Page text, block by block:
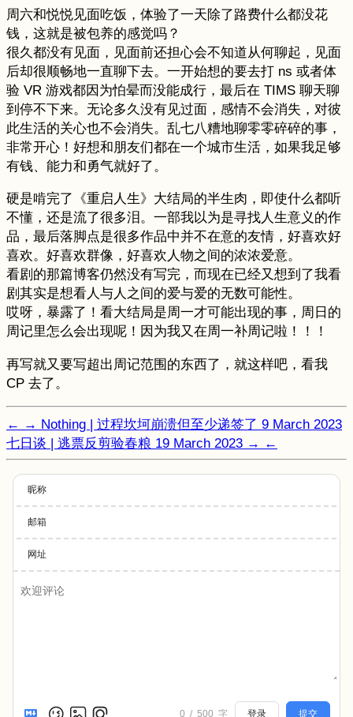
周六和悦悦见面吃饭，体验了一天除了路费什么都没花
钱，这就是被包养的感觉吗？
很久都没有见面，见面前还担心会不知道从何聊起，见面
后却很顺畅地一直聊下去。一开始想的要去打 ns 或者体
验 VR 游戏都因为怕晕而没能成行，最后在 TIMS 聊天聊
到停不下来。无论多久没有见过面，感情不会消失，对彼
此生活的关心也不会消失。乱七八糟地聊零零碎碎的事，
非常开心！好想和朋友们都在一个城市生活，如果我足够
有钱、能力和勇气就好了。
硬是啃完了《重启人生》大结局的半生肉，即使什么都听
不懂，还是流了很多泪。一部我以为是寻找人生意义的作
品，最后落脚点是很多作品中并不在意的友情，好喜欢好
喜欢。好喜欢群像，好喜欢人物之间的浓浓爱意。
看剧的那篇博客仍然没有写完，而现在已经又想到了我看
剧其实是想看人与人之间的爱与爱的无数可能性。
哎呀，暴露了！看大结局是周一才可能出现的事，周日的
周记里怎么会出现呢！因为我又在周一补周记啦！！！
再写就又要写超出周记范围的东西了，就这样吧，看我
CP 去了。
← → Nothing | 过程坎坷崩溃但至少递签了 9 March 2023
七日谈 | 逃票反剪验春粮 19 March 2023 → ←
昵称
邮箱
网址
0 / 500 字 登录 提交